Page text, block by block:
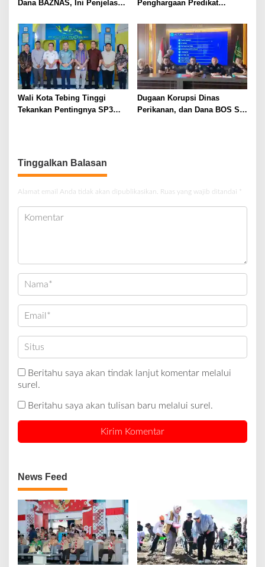
Dana BAZNAS, Ini Penjelasan
Penghargaan Predikat
Sumsel Tahun 2026
Wali Kota Tebing Tinggi
Tekankan Pentingnya SP3
Dugaan Korupsi Dinas
Perikanan, dan Dana BOS SD
Tinggalkan Balasan
Alamat email Anda tidak akan dipublikasikan. Ruas yang wajib ditandai *
Beritahu saya akan tindak lanjut komentar melalui
surel.
Beritahu saya akan tulisan baru melalui surel.
News Feed